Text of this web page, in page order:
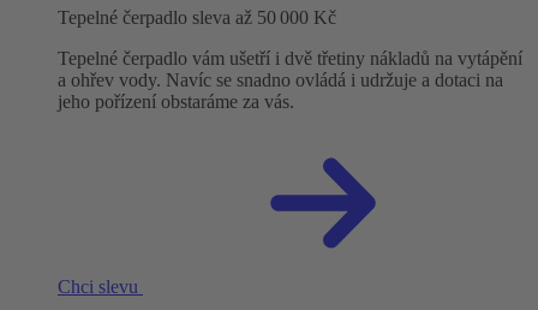
Tepelné čerpadlo sleva až 50 000 Kč
Tepelné čerpadlo vám ušetří i dvě třetiny nákladů na vytápění
a ohřev vody. Navíc se snadno ovládá i udržuje a dotaci na
jeho pořízení obstaráme za vás.
Chci slevu